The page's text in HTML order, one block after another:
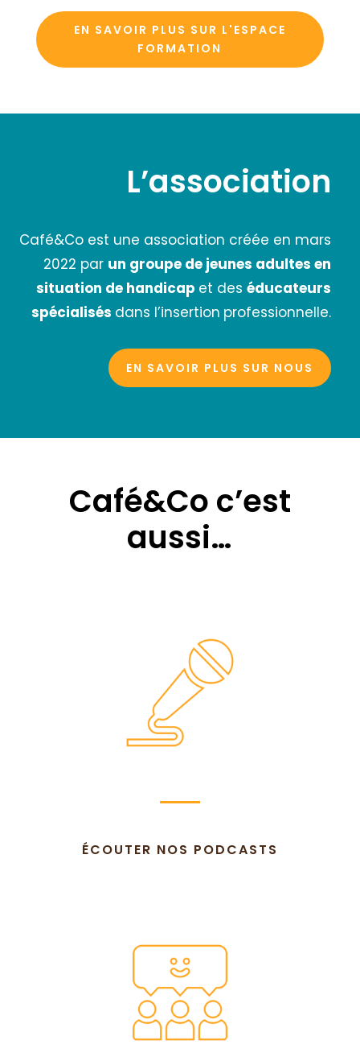
EN SAVOIR PLUS SUR L'ESPACE
FORMATION
L’association
Café&Co est une association créée en mars
2022 par un groupe de jeunes adultes en
situation de handicap et deséducateurs
spécialisés dans l’insertion professionnelle.
EN SAVOIR PLUS SUR NOUS
Café&Co c’est
aussi…
ÉCOUTER NOS PODCASTS